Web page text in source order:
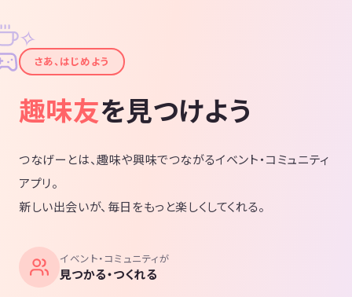
✦
✧
さあ、はじめよう
趣味友を見つけよう
つなげーとは、趣味や興味でつながるイベント・コミュニティ
アプリ。
新しい出会いが、毎日をもっと楽しくしてくれる。
イベント・コミュニティが
見つかる・つくれる